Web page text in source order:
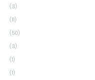
(3)
(11)
(50)
(3)
(1)
(1)